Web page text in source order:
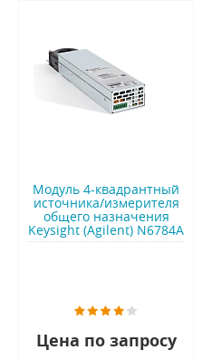
Модуль 4-квадрантный
источника/измерителя
общего назначения
Keysight (Agilent) N6784A
Цена по запросу